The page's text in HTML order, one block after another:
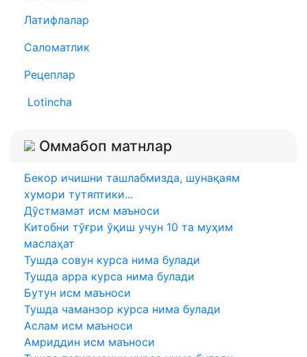
Латифлалар
Саломатлик
Рецеплар
Lotincha
Оммабоп матнлар
Бекор ичишни ташлабмизда, шунақаям
хумори тутяптики...
Дўстмамат исм маъноси
Китобни тўғри ўқиш учун 10 та муҳим
маслаҳат
Тушда совун курса нима булади
Тушда арра курса нима булади
Бутун исм маъноси
Тушда чаманзор курса нима булади
Аслам исм маъноси
Амриддин исм маъноси